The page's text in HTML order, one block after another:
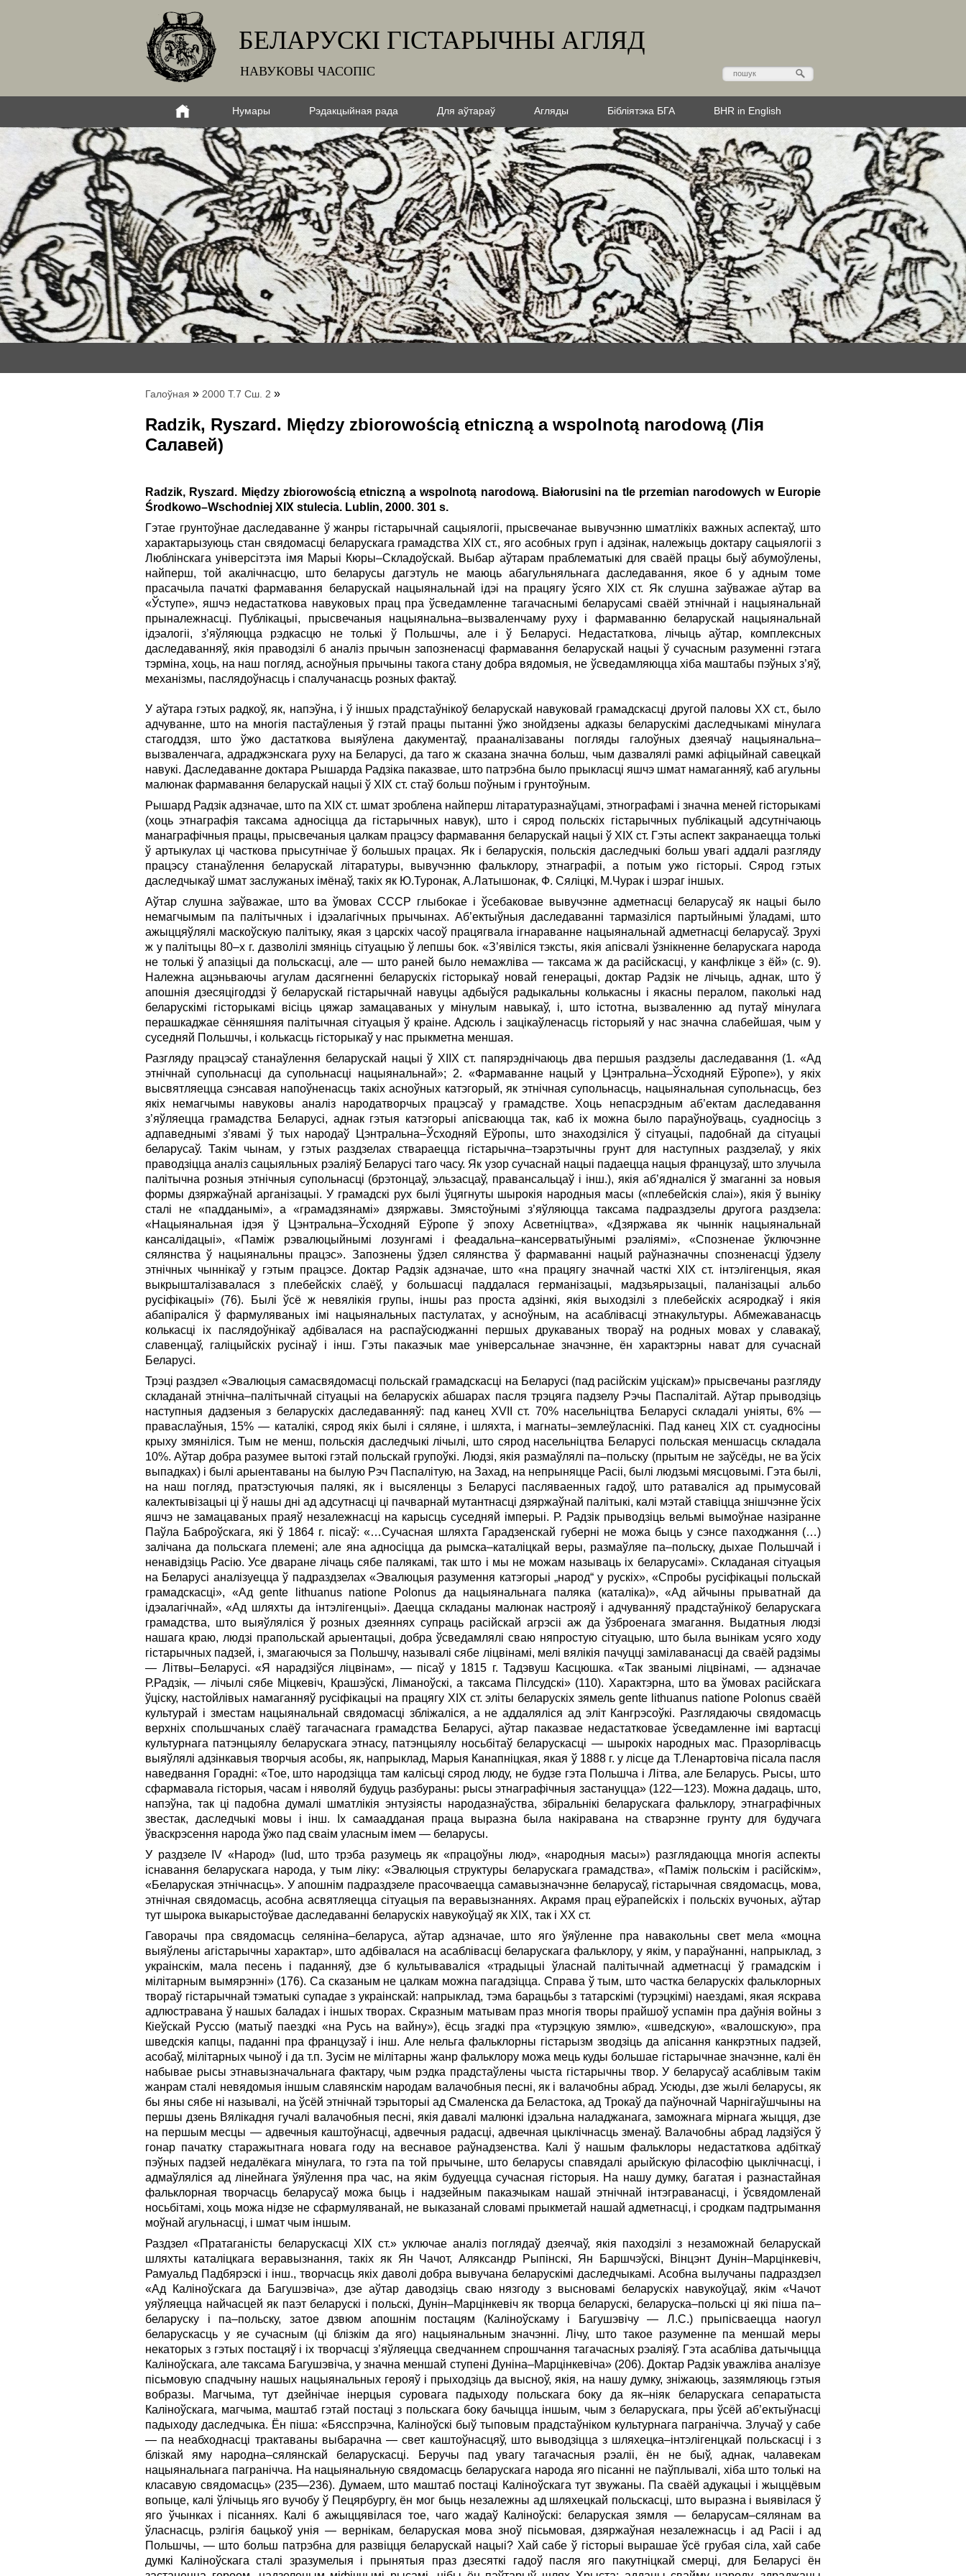
БЕЛАРУСКІ ГІСТАРЫЧНЫ АГЛЯД
НАВУКОВЫ ЧАСОПІС
Нумары Рэдакцыйная рада Для аўтараў Агляды Бібліятэка БГА BHR in English
Галоўная » 2000 Т.7 Сш. 2 »
Radzik, Ryszard. Między zbiorowością etniczną a wspolnotą narodową (Лія
Салавей)
Radzik, Ryszard. Między zbiorowością etniczną a wspolnotą narodową. Białorusini na tle przemian narodowych w Europie
Środkowo–Wschodniej XIX stulecia. Lublin, 2000. 301 s.
Гэтае грунтоўнае даследаванне ў жанры гістарычнай сацыялогіі, прысвечанае вывучэнню шматлікіх важных аспектаў, што
характарызуюць стан свядомасці беларускага грамадства ХIХ ст., яго асобных груп і адзінак, належыць доктару сацыялогіі з
Люблінскага універсітэта імя Марыі Кюры–Складоўскай. Выбар аўтарам праблематыкі для сваёй працы быў абумоўлены,
найперш, той акалічнасцю, што беларусы дагэтуль не маюць абагульняльнага даследавання, якое б у адным томе
прасачыла пачаткі фармавання беларускай нацыянальнай ідэі на працягу ўсяго ХIХ ст. Як слушна заўважае аўтар ва
«Ўступе», яшчэ недастаткова навуковых прац пра ўсведамленне тагачаснымі беларусамі сваёй этнічнай і нацыянальнай
прыналежнасці. Публікацыі, прысвечаныя нацыянальна–вызваленчаму руху і фармаванню беларускай нацыянальнай
ідэалогіі, з’яўляюцца рэдкасцю не толькі ў Польшчы, але і ў Беларусі. Недастаткова, лічыць аўтар, комплексных
даследаванняў, якія праводзілі б аналіз прычын запозненасці фармавання беларускай нацыі ў сучасным разуменні гэтага
тэрміна, хоць, на наш погляд, асноўныя прычыны такога стану добра вядомыя, не ўсведамляюцца хіба маштабы пэўных з’яў,
механізмы, паслядоўнасць і спалучанасць розных фактаў.
У аўтара гэтых радкоў, як, напэўна, і ў іншых прадстаўнікоў беларускай навуковай грамадскасці другой паловы ХХ ст., было
адчуванне, што на многія пастаўленыя ў гэтай працы пытанні ўжо знойдзены адказы беларускімі даследчыкамі мінулага
стагоддзя, што ўжо дастаткова выяўлена дакументаў, прааналізаваны погляды галоўных дзеячаў нацыянальна–
вызваленчага, адраджэнскага руху на Беларусі, да таго ж сказана значна больш, чым дазвалялі рамкі афіцыйнай савецкай
навукі. Даследаванне доктара Рышарда Радзіка паказвае, што патрэбна было прыкласці яшчэ шмат намаганняў, каб агульны
малюнак фармавання беларускай нацыі ў ХIХ ст. стаў больш поўным і грунтоўным.
Рышард Радзік адзначае, што па ХIХ ст. шмат зроблена найперш літаратуразнаўцамі, этнографамі і значна меней гісторыкамі
(хоць этнаграфія таксама адносіцца да гістарычных навук), што і сярод польскіх гістарычных публікацый адсутнічаюць
манаграфічныя працы, прысвечаныя цалкам працэсу фармавання беларускай нацыі ў ХIХ ст. Гэты аспект закранаецца толькі
ў артыкулах ці часткова прысутнічае ў большых працах. Як і беларускія, польскія даследчыкі больш увагі аддалі разгляду
працэсу станаўлення беларускай літаратуры, вывучэнню фальклору, этнаграфіі, а потым ужо гісторыі. Сярод гэтых
даследчыкаў шмат заслужаных імёнаў, такіх як Ю.Туронак, А.Латышонак, Ф. Сяліцкі, М.Чурак і шэраг іншых.
Аўтар слушна заўважае, што ва ўмовах СССР глыбокае і ўсебаковае вывучэнне адметнасці беларусаў як нацыі было
немагчымым па палітычных і ідэалагічных прычынах. Аб’ектыўныя даследаванні тармазіліся партыйнымі ўладамі, што
ажыццяўлялі маскоўскую палітыку, якая з царскіх часоў працягвала ігнараванне нацыянальнай адметнасці беларусаў. Зрухі
ж у палітыцы 80–х г. дазволілі змяніць сітуацыю ў лепшы бок. «З’явіліся тэксты, якія апісвалі ўзнікненне беларускага народа
не толькі ў апазіцыі да польскасці, але — што раней было немажліва — таксама ж да расійскасці, у канфлікце з ёй» (с. 9).
Належна ацэньваючы агулам дасягненні беларускіх гісторыкаў новай генерацыі, доктар Радзік не лічыць, аднак, што ў
апошнія дзесяцігоддзі ў беларускай гістарычнай навуцы адбыўся радыкальны колькасны і якасны пералом, паколькі над
беларускімі гісторыкамі вісіць цяжар замацаваных у мінулым навыкаў, і, што істотна, вызваленню ад путаў мінулага
перашкаджае сённяшняя палітычная сітуацыя ў краіне. Адсюль і зацікаўленасць гісторыяй у нас значна слабейшая, чым у
суседняй Польшчы, і колькасць гісторыкаў у нас прыкметна меншая.
Разгляду працэсаў станаўлення беларускай нацыі ў ХIIХ ст. папярэднічаюць два першыя раздзелы даследавання (1. «Ад
этнічнай супольнасці да супольнасці нацыянальнай»; 2. «Фармаванне нацый у Цэнтральна–Ўсходняй Еўропе»), у якіх
высвятляецца сэнсавая напоўненасць такіх асноўных катэгорый, як этнічная супольнасць, нацыянальная супольнасць, без
якіх немагчымы навуковы аналіз народатворчых працэсаў у грамадстве. Хоць непасрэдным аб’ектам даследавання
з’яўляецца грамадства Беларусі, аднак гэтыя катэгорыі апісваюцца так, каб іх можна было параўноўваць, суадносіць з
адпаведнымі з’явамі ў тых народаў Цэнтральна–Ўсходняй Еўропы, што знаходзіліся ў сітуацыі, падобнай да сітуацыі
беларусаў. Такім чынам, у гэтых раздзелах ствараецца гістарычна–тэарэтычны грунт для наступных раздзелаў, у якіх
праводзіцца аналіз сацыяльных рэаліяў Беларусі таго часу. Як узор сучаснай нацыі падаецца нацыя французаў, што злучыла
палітычна розныя этнічныя супольнасці (брэтонцаў, эльзасцаў, правансальцаў і інш.), якія аб’ядналіся ў змаганні за новыя
формы дзяржаўнай арганізацыі. У грамадскі рух былі ўцягнуты шырокія народныя масы («плебейскія слаі»), якія ў выніку
сталі не «падданымі», а «грамадзянамі» дзяржавы. Змястоўнымі з’яўляюцца таксама падраздзелы другога раздзела:
«Нацыянальная ідэя ў Цэнтральна–Ўсходняй Еўропе ў эпоху Асветніцтва», «Дзяржава як чыннік нацыянальнай
кансалідацыі», «Паміж рэвалюцыйнымі лозунгамі і феадальна–кансерватыўнымі рэаліямі», «Спозненае ўключэнне
сялянства ў нацыянальны працэс». Запознены ўдзел сялянства ў фармаванні нацый раўназначны спозненасці ўдзелу
этнічных чыннікаў у гэтым працэсе. Доктар Радзік адзначае, што «на працягу значнай часткі ХIХ ст. інтэлігенцыя, якая
выкрышталізавалася з плебейскіх слаёў, у большасці паддалася германізацыі, мадзьярызацыі, паланізацыі альбо
русіфікацыі» (76). Былі ўсё ж невялікія групы, іншы раз проста адзінкі, якія выходзілі з плебейскіх асяродкаў і якія
абапіраліся ў фармуляваных імі нацыянальных пастулатах, у асноўным, на асаблівасці этнакультуры. Абмежаванасць
колькасці іх паслядоўнікаў адбівалася на распаўсюджанні першых друкаваных твораў на родных мовах у славакаў,
славенцаў, галіцыйскіх русінаў і інш. Гэты паказчык мае універсальнае значэнне, ён характэрны нават для сучаснай
Беларусі.
Трэці раздзел «Эвалюцыя самасвядомасці польскай грамадскасці на Беларусі (пад расійскім уціскам)» прысвечаны разгляду
складанай этнічна–палітычнай сітуацыі на беларускіх абшарах пасля трэцяга падзелу Рэчы Паспалітай. Аўтар прыводзіць
наступныя дадзеныя з беларускіх даследаванняў: пад канец ХVII ст. 70% насельніцтва Беларусі складалі уніяты, 6% —
праваслаўныя, 15% — каталікі, сярод якіх былі і сяляне, і шляхта, і магнаты–землеўласнікі. Пад канец ХIХ ст. суадносіны
крыху змяніліся. Тым не менш, польскія даследчыкі лічылі, што сярод насельніцтва Беларусі польская меншасць складала
10%. Аўтар добра разумее вытокі гэтай польскай групоўкі. Людзі, якія размаўлялі па–польску (прытым не заўсёды, не ва ўсіх
выпадках) і былі арыентаваны на былую Рэч Паспалітую, на Захад, на непрыняцце Расіі, былі людзьмі мясцовымі. Гэта былі,
на наш погляд, пратэстуючыя палякі, як і высяленцы з Беларусі пасляваенных гадоў, што ратаваліся ад прымусовай
калектывізацыі ці ў нашы дні ад адсутнасці ці пачварнай мутантнасці дзяржаўнай палітыкі, калі мэтай ставіцца знішчэнне ўсіх
яшчэ не замацаваных праяў незалежнасці на карысць суседняй імперыі. Р. Радзік прыводзіць вельмі вымоўнае назіранне
Паўла Баброўскага, які ў 1864 г. пісаў: «…Сучасная шляхта Гарадзенскай губерні не можа быць у сэнсе паходжання (…)
залічана да польскага племені; але яна адносіцца да рымска–каталіцкай веры, размаўляе па–польску, дыхае Польшчай і
ненавідзіць Расію. Усе дваране лічаць сябе палякамі, так што і мы не можам называць іх беларусамі». Складаная сітуацыя
на Беларусі аналізуецца ў падраздзелах «Эвалюцыя разумення катэгорыі „народ“ у рускіх», «Спробы русіфікацыі польскай
грамадскасці», «Ад gente lithuanus natione Polonus да нацыянальнага паляка (каталіка)», «Ад айчыны прыватнай да
ідэалагічнай», «Ад шляхты да інтэлігенцыі». Даецца складаны малюнак настрояў і адчуванняў прадстаўнікоў беларускага
грамадства, што выяўляліся ў розных дзеяннях супраць расійскай агрэсіі аж да ўзброенага змагання. Выдатныя людзі
нашага краю, людзі прапольскай арыентацыі, добра ўсведамлялі сваю няпростую сітуацыю, што была вынікам усяго ходу
гістарычных падзей, і, змагаючыся за Польшчу, называлі сябе ліцвінамі, мелі вялікія пачуцці замілаванасці да сваёй радзімы
— Літвы–Беларусі. «Я нарадзіўся ліцвінам», — пісаў у 1815 г. Тадэвуш Касцюшка. «Так званымі ліцвінамі, — адзначае
Р.Радзік, — лічылі сябе Міцкевіч, Крашэўскі, Ліманоўскі, а таксама Пілсудскі» (110). Характэрна, што ва ўмовах расійскага
ўціску, настойлівых намаганняў русіфікацыі на працягу ХIХ ст. эліты беларускіх зямель gente lithuanus natione Polonus сваёй
культурай і зместам нацыянальнай свядомасці збліжаліся, а не аддаляліся ад эліт Кангрэсоўкі. Разглядаючы свядомасць
верхніх спольшчаных слаёў тагачаснага грамадства Беларусі, аўтар паказвае недастатковае ўсведамленне імі вартасці
культурнага патэнцыялу беларускага этнасу, патэнцыялу носьбітаў беларускасці — шырокіх народных мас. Празорлівасць
выяўлялі адзінкавыя творчыя асобы, як, напрыклад, Марыя Канапніцкая, якая ў 1888 г. у лісце да Т.Ленартовіча пісала пасля
наведвання Горадні: «Тое, што народзіцца там калісьці сярод люду, не будзе гэта Польшча і Літва, але Беларусь. Рысы, што
сфармавала гісторыя, часам і няволяй будуць разбураны: рысы этнаграфічныя застануцца» (122—123). Можна дадаць, што,
напэўна, так ці падобна думалі шматлікія энтузіясты народазнаўства, збіральнікі беларускага фальклору, этнаграфічных
звестак, даследчыкі мовы і інш. Іх самаадданая праца выразна была накіравана на стварэнне грунту для будучага
ўваскрэсення народа ўжо пад сваім уласным імем — беларусы.
У раздзеле IV «Народ» (lud, што трэба разумець як «працоўны люд», «народныя масы») разглядаюцца многія аспекты
існавання беларускага народа, у тым ліку: «Эвалюцыя структуры беларускага грамадства», «Паміж польскім і расійскім»,
«Беларуская этнічнасць». У апошнім падраздзеле прасочваецца самавызначэнне беларусаў, гістарычная свядомасць, мова,
этнічная свядомасць, асобна асвятляецца сітуацыя па веравызнаннях. Акрамя прац еўрапейскіх і польскіх вучоных, аўтар
тут шырока выкарыстоўвае даследаванні беларускіх навукоўцаў як ХIХ, так і ХХ ст.
Гаворачы пра свядомасць селяніна–беларуса, аўтар адзначае, што яго ўяўленне пра навакольны свет мела «моцна
выяўлены агістарычны характар», што адбівалася на асаблівасці беларускага фальклору, у якім, у параўнанні, напрыклад, з
украінскім, мала песень і паданняў, дзе б культываваліся «традыцыі ўласнай палітычнай адметнасці ў грамадскім і
мілітарным вымярэнні» (176). Са сказаным не цалкам можна пагадзіцца. Справа ў тым, што частка беларускіх фальклорных
твораў гістарычнай тэматыкі супадае з украінскай: напрыклад, тэма барацьбы з татарскімі (турэцкімі) наездамі, якая яскрава
адлюстравана ў нашых баладах і іншых творах. Скразным матывам праз многія творы прайшоў успамін пра даўнія войны з
Кіеўскай Руссю (матыў паездкі «на Русь на вайну»), ёсць згадкі пра «турэцкую зямлю», «шведскую», «валошскую», пра
шведскія капцы, паданні пра французаў і інш. Але нельга фальклорны гістарызм зводзіць да апісання канкрэтных падзей,
асобаў, мілітарных чыноў і да т.п. Зусім не мілітарны жанр фальклору можа мець куды большае гістарычнае значэнне, калі ён
набывае рысы этнавызначальнага фактару, чым рэдка прадстаўлены чыста гістарычны твор. У беларусаў асаблівым такім
жанрам сталі невядомыя іншым славянскім народам валачобныя песні, як і валачобны абрад. Усюды, дзе жылі беларусы, як
бы яны сябе ні называлі, на ўсёй этнічнай тэрыторыі ад Смаленска да Беластока, ад Трокаў да паўночнай Чарнігаўшчыны на
першы дзень Вялікадня гучалі валачобныя песні, якія давалі малюнкі ідэальна наладжанага, заможнага мірнага жыцця, дзе
на першым месцы — адвечныя каштоўнасці, адвечныя радасці, адвечная цыклічнасць зменаў. Валачобны абрад ладзіўся ў
гонар пачатку старажытнага новага году на веснавое раўнадзенства. Калі ў нашым фальклоры недастаткова адбіткаў
пэўных падзей недалёкага мінулага, то гэта па той прычыне, што беларусы спавядалі арыйскую філасофію цыклічнасці, і
адмаўляліся ад лінейнага ўяўлення пра час, на якім будуецца сучасная гісторыя. На нашу думку, багатая і разнастайная
фальклорная творчасць беларусаў можа быць і надзейным паказчыкам нашай этнічнай інтэграванасці, і ўсвядомленай
носьбітамі, хоць можа нідзе не сфармуляванай, не выказанай словамі прыкметай нашай адметнасці, і сродкам падтрымання
моўнай агульнасці, і шмат чым іншым.
Раздзел «Пратаганісты беларускасці ХIХ ст.» уключае аналіз поглядаў дзеячаў, якія паходзілі з незаможнай беларускай
шляхты каталіцкага веравызнання, такіх як Ян Чачот, Аляксандр Рыпінскі, Ян Баршчэўскі, Вінцэнт Дунін–Марцінкевіч,
Рамуальд Падбярэскі і інш., творчасць якіх даволі добра вывучана беларускімі даследчыкамі. Асобна вылучаны падраздзел
«Ад Каліноўскага да Багушэвіча», дзе аўтар даводзіць сваю нязгоду з высновамі беларускіх навукоўцаў, якім «Чачот
уяўляецца найчасцей як паэт беларускі і польскі, Дунін–Марцінкевіч як творца беларускі, беларуска–польскі ці які піша па–
беларуску і па–польску, затое дзвюм апошнім постацям (Каліноўскаму і Багушэвічу — Л.С.) прыпісваецца наогул
беларускасць у яе сучасным (ці блізкім да яго) нацыянальным значэнні. Лічу, што такое разуменне па меншай меры
некаторых з гэтых постацяў і іх творчасці з’яўляецца сведчаннем спрошчання тагачасных рэаліяў. Гэта асабліва датычыцца
Каліноўскага, але таксама Багушэвіча, у значна меншай ступені Дуніна–Марцінкевіча» (206). Доктар Радзік уважліва аналізуе
пісьмовую спадчыну нашых нацыянальных герояў і прыходзіць да высноў, якія, на нашу думку, зніжаюць, зазямляюць гэтыя
вобразы. Магчыма, тут дзейнічае інерцыя суровага падыходу польскага боку да як–ніяк беларускага сепаратыста
Каліноўскага, магчыма, маштаб гэтай постаці з польскага боку бачыцца іншым, чым з беларускага, пры ўсёй аб’ектыўнасці
падыходу даследчыка. Ён піша: «Бясспрэчна, Каліноўскі быў тыповым прадстаўніком культурнага пагранічча. Злучаў у сабе
— па неабходнасці трактаваны выбарачна — свет каштоўнасцяў, што выводзіцца з шляхецка–інтэлігенцкай польскасці і з
блізкай яму народна–сялянскай беларускасці. Беручы пад увагу тагачасныя рэаліі, ён не быў, аднак, чалавекам
нацыянальнага пагранічча. На нацыянальную свядомасць беларускага народа яго пісанні не паўплывалі, хіба што толькі на
класавую свядомасць» (235—236). Думаем, што маштаб постаці Каліноўскага тут звужаны. Па сваёй адукацыі і жыццёвым
вопыце, калі ўлічыць яго вучобу ў Пецярбургу, ён мог быць незалежны ад шляхецкай польскасці, што выразна і выявілася ў
яго ўчынках і пісаннях. Калі б ажыццявілася тое, чаго жадаў Каліноўскі: беларуская зямля — беларусам–сялянам ва
ўласнасць, рэлігія бацькоў унія — вернікам, беларуская мова зноў пісьмовая, дзяржаўная незалежнасць і ад Расіі і ад
Польшчы, — што больш патрэбна для развіцця беларускай нацыі? Хай сабе ў гісторыі вырашае ўсё грубая сіла, хай сабе
думкі Каліноўскага сталі зразумелыя і прынятыя праз дзесяткі гадоў пасля яго пакутніцкай смерці, для Беларусі ён